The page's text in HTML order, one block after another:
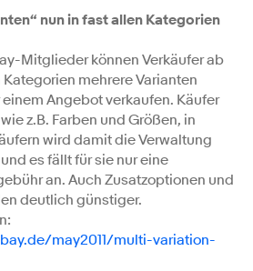
nun in fast allen Kategorien
Mitglieder können Verkäufer ab
Kategorien mehrere Varianten
Angebot verkaufen. Käufer
z.B. Farben und Größen, in
wird damit die Verwaltung
es fällt für sie nur eine
an. Auch Zusatzoptionen und
deutlich günstiger.
may2011/multi-variation-